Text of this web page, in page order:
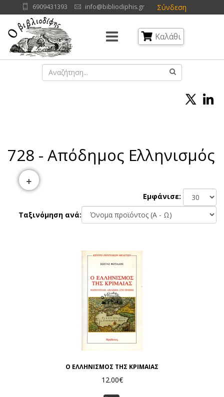
Σύνδεση
6909431393 info@bibliodiphis.gr
Καλάθι
728 - Απόδημος Ελληνισμός
Εμφάνισε:
Ταξινόμηση ανά:
Ο ΕΛΛΗΝΙΣΜΟΣ ΤΗΣ ΚΡΙΜΑΙΑΣ
12.00€
+